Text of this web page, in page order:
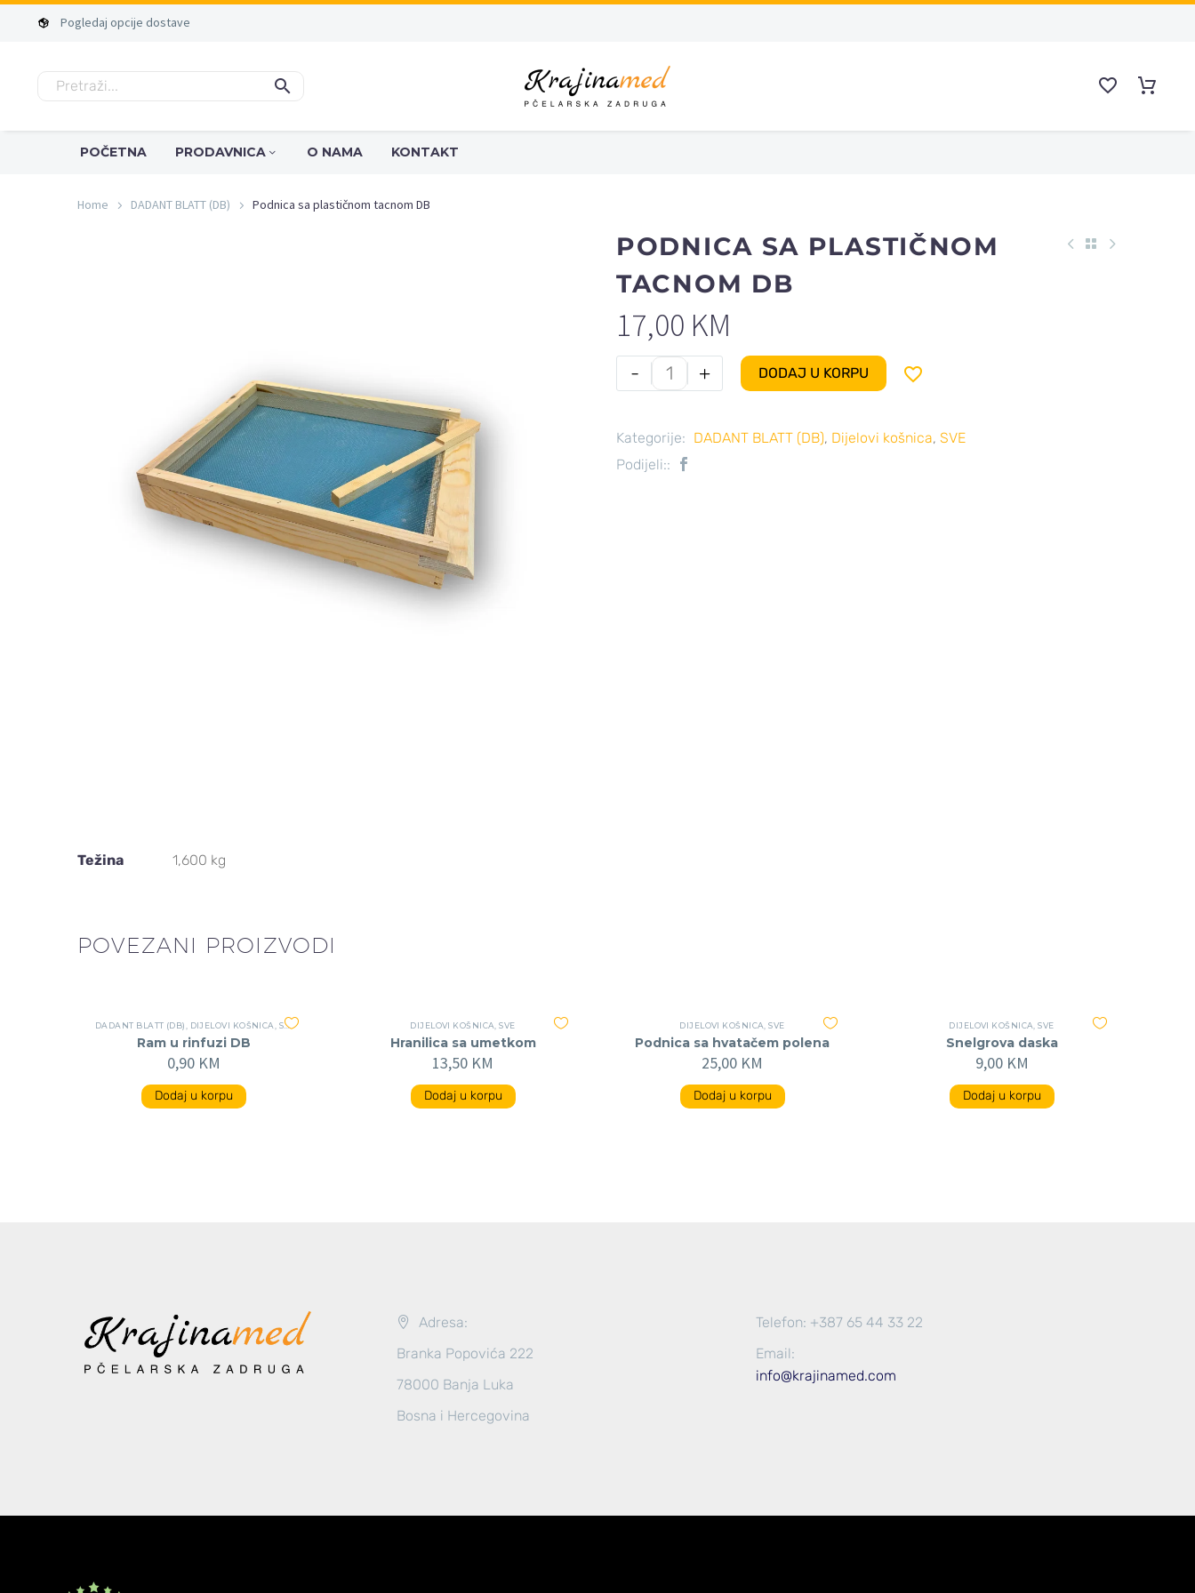
Pogledaj opcije dostave
POČETNA PRODAVNICA O NAMA KONTAKT
Home DADANT BLATT (DB) Podnica sa plastičnom tacnom DB
PODNICA SA PLASTIČNOM
TACNOM DB
17,00 KM
- + DODAJ U KORPU 
Kategorije: DADANT BLATT (DB), Dijelovi košnica, SVE
Podijeli::
Težina 1,600 kg
POVEZANI PROIZVODI
DADANT BLATT (DB) DIJELOVI KOŠNICA SVE
Ram u rinfuzi DB
0,90 KM
Dodaj u korpu
DIJELOVI KOŠNICA ,SVE
Hranilica sa umetkom
13,50 KM
Dodaj u korpu
DIJELOVI KOŠNICA ,SVE
Podnica sa hvatačem polena
25,00 KM
Dodaj u korpu
DIJELOVI KOŠNICA ,SVE
Snelgrova daska
9,00 KM
Dodaj u korpu
Adresa:
Branka Popovića 222
78000 Banja Luka
Bosna i Hercegovina
Telefon: +387 65 44 33 22
Email:
info@krajinamed.com